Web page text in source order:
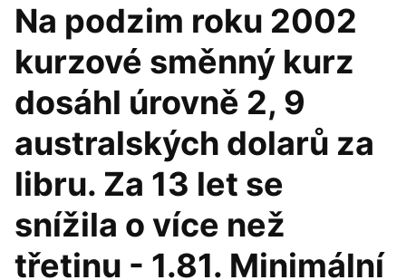
Na podzim roku 2002
kurzové směnný kurz
dosáhl úrovně 2, 9
australských dolarů za
libru. Za 13 let se
snížila o více než
třetinu - 1.81. Minimální